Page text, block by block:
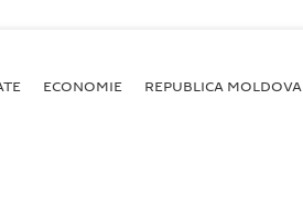
ECONOMIE REPUBLICA MOLDOVA